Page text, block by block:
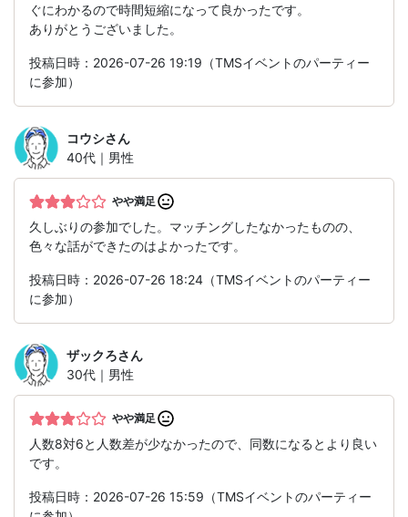
ぐにわかるので時間短縮になって良かったです。
ありがとうございました。
投稿日時：2026-07-26 19:19（TMSイベントのパーティー
に参加）
コウシさん
40代｜男性
やや満足
久しぶりの参加でした。マッチングしたなかったものの、
色々な話ができたのはよかったです。
投稿日時：2026-07-26 18:24（TMSイベントのパーティー
に参加）
ザックろさん
30代｜男性
やや満足
人数8対6と人数差が少なかったので、同数になるとより良い
です。
投稿日時：2026-07-26 15:59（TMSイベントのパーティー